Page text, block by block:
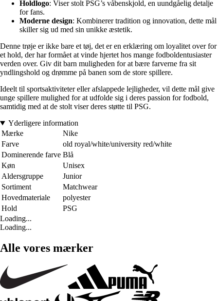
Holdlogo: Viser stolt PSG’s våbenskjold, en uundgåelig detalje
for fans.
Moderne design: Kombinerer tradition og innovation, dette mål
skiller sig ud med sin unikke æstetik.
Denne trøje er ikke bare et tøj, det er en erklæring om loyalitet over for
et hold, der har formået at vinde hjertet hos mange fodboldentusiaster
verden over. Giv dit barn muligheden for at bære farverne fra sit
yndlingshold og drømme på banen som de store spillere.
Ideelt til sportsaktiviteter eller afslappede lejligheder, vil dette mål give
unge spillere mulighed for at udfolde sig i deres passion for fodbold,
samtidig med at de stolt viser deres støtte til PSG.
Yderligere information
Mærke
Nike
Farve
old royal/white/university red/white
Dominerende farve Blå
Køn
Unisex
Aldersgruppe
Junior
Sortiment
Matchwear
Hovedmateriale
polyester
Hold
PSG
Loading...
Loading...
Alle vores mærker